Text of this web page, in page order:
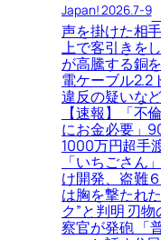
Japan! 2026.7-9
声を掛けた相
上で客引きを
が高騰する銅
電ケーブル2.2
違反の疑いな
【速報】「不
にお金必要」
1000万円超手
「いちごさん
け開発、盗難
は胸を撃たれ
ク”と判明 刃
察官が発砲 「